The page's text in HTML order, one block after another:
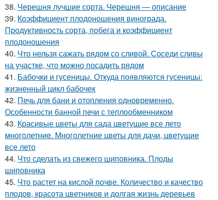
38. Черешня лучшие сорта. Черешня — описание
39. Коэффициент плодоношения винограда.
Продуктивность сорта, побега и коэффициент
плодоношения
40. Что нельзя сажать рядом со сливой. Соседи сливы
на участке, что можно посадить рядом
41. Бабочки и гусеницы. Откуда появляются гусеницы:
жизненный цикл бабочек
42. Печь для бани и отопления одновременно.
Особенности банной печи с теплообменником
43. Красивые цветы для сада цветущие все лето
многолетние. Многолетние цветы для дачи, цветущие
все лето
44. Что сделать из свежего шиповника. Плоды
шиповника
45. Что растет на кислой почве. Количество и качество
плодов, красота цветников и долгая жизнь деревьев